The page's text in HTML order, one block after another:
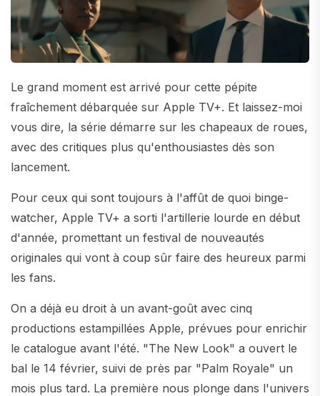
Le grand moment est arrivé pour cette pépite
fraîchement débarquée sur Apple TV+. Et laissez-moi
vous dire, la série démarre sur les chapeaux de roues,
avec des critiques plus qu'enthousiastes dès son
lancement.
Pour ceux qui sont toujours à l'affût de quoi binge-
watcher, Apple TV+ a sorti l'artillerie lourde en début
d'année, promettant un festival de nouveautés
originales qui vont à coup sûr faire des heureux parmi
les fans.
On a déjà eu droit à un avant-goût avec cinq
productions estampillées Apple, prévues pour enrichir
le catalogue avant l'été. "The New Look" a ouvert le
bal le 14 février, suivi de près par "Palm Royale" un
mois plus tard. La première nous plonge dans l'univers